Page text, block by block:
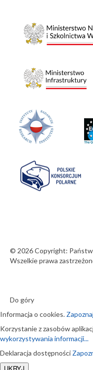
© 2026 Copyright:
Wszelkie prawa
Do góry
Informacja o cookies.
Korzystanie z zasobów
wykorzystywania informacji...
Deklaracja dostępności